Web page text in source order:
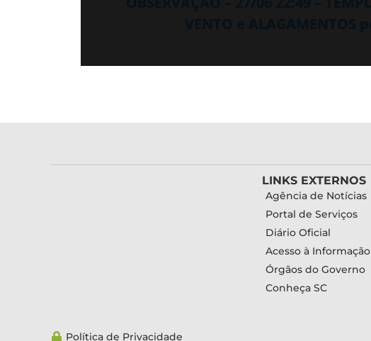
LINKS EXTERNOS
Agência de Notícias
Portal de Serviços
Diário Oficial
Acesso à Informação
Órgãos do Governo
Conheça SC
Política de Privacidade